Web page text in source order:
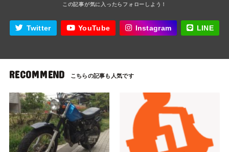
Twitter YouTube Instagram LINE
RECOMMEND